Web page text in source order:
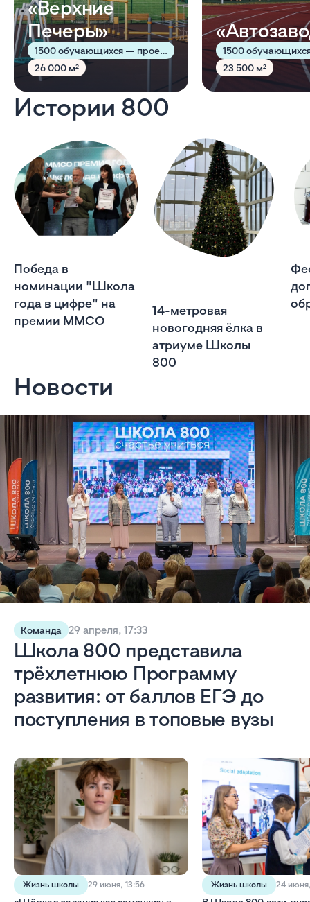
«Верхние
Печеры»
1500 обучающихся — проектная мощность
26 000 м²
23 500 м²
Истории 800
Победа в
номинации "Школа
года в цифре" на
премии ММСО
14-метровая
новогодняя ёлка в
атриуме Школы
800
Новости
Команда 29 апреля, 17:33
Школа 800 представила
трёхлетнюю Программу
развития: от баллов ЕГЭ до
поступления в топовые вузы
Жизнь школы 29 июня, 13:56 Жизнь школы 24